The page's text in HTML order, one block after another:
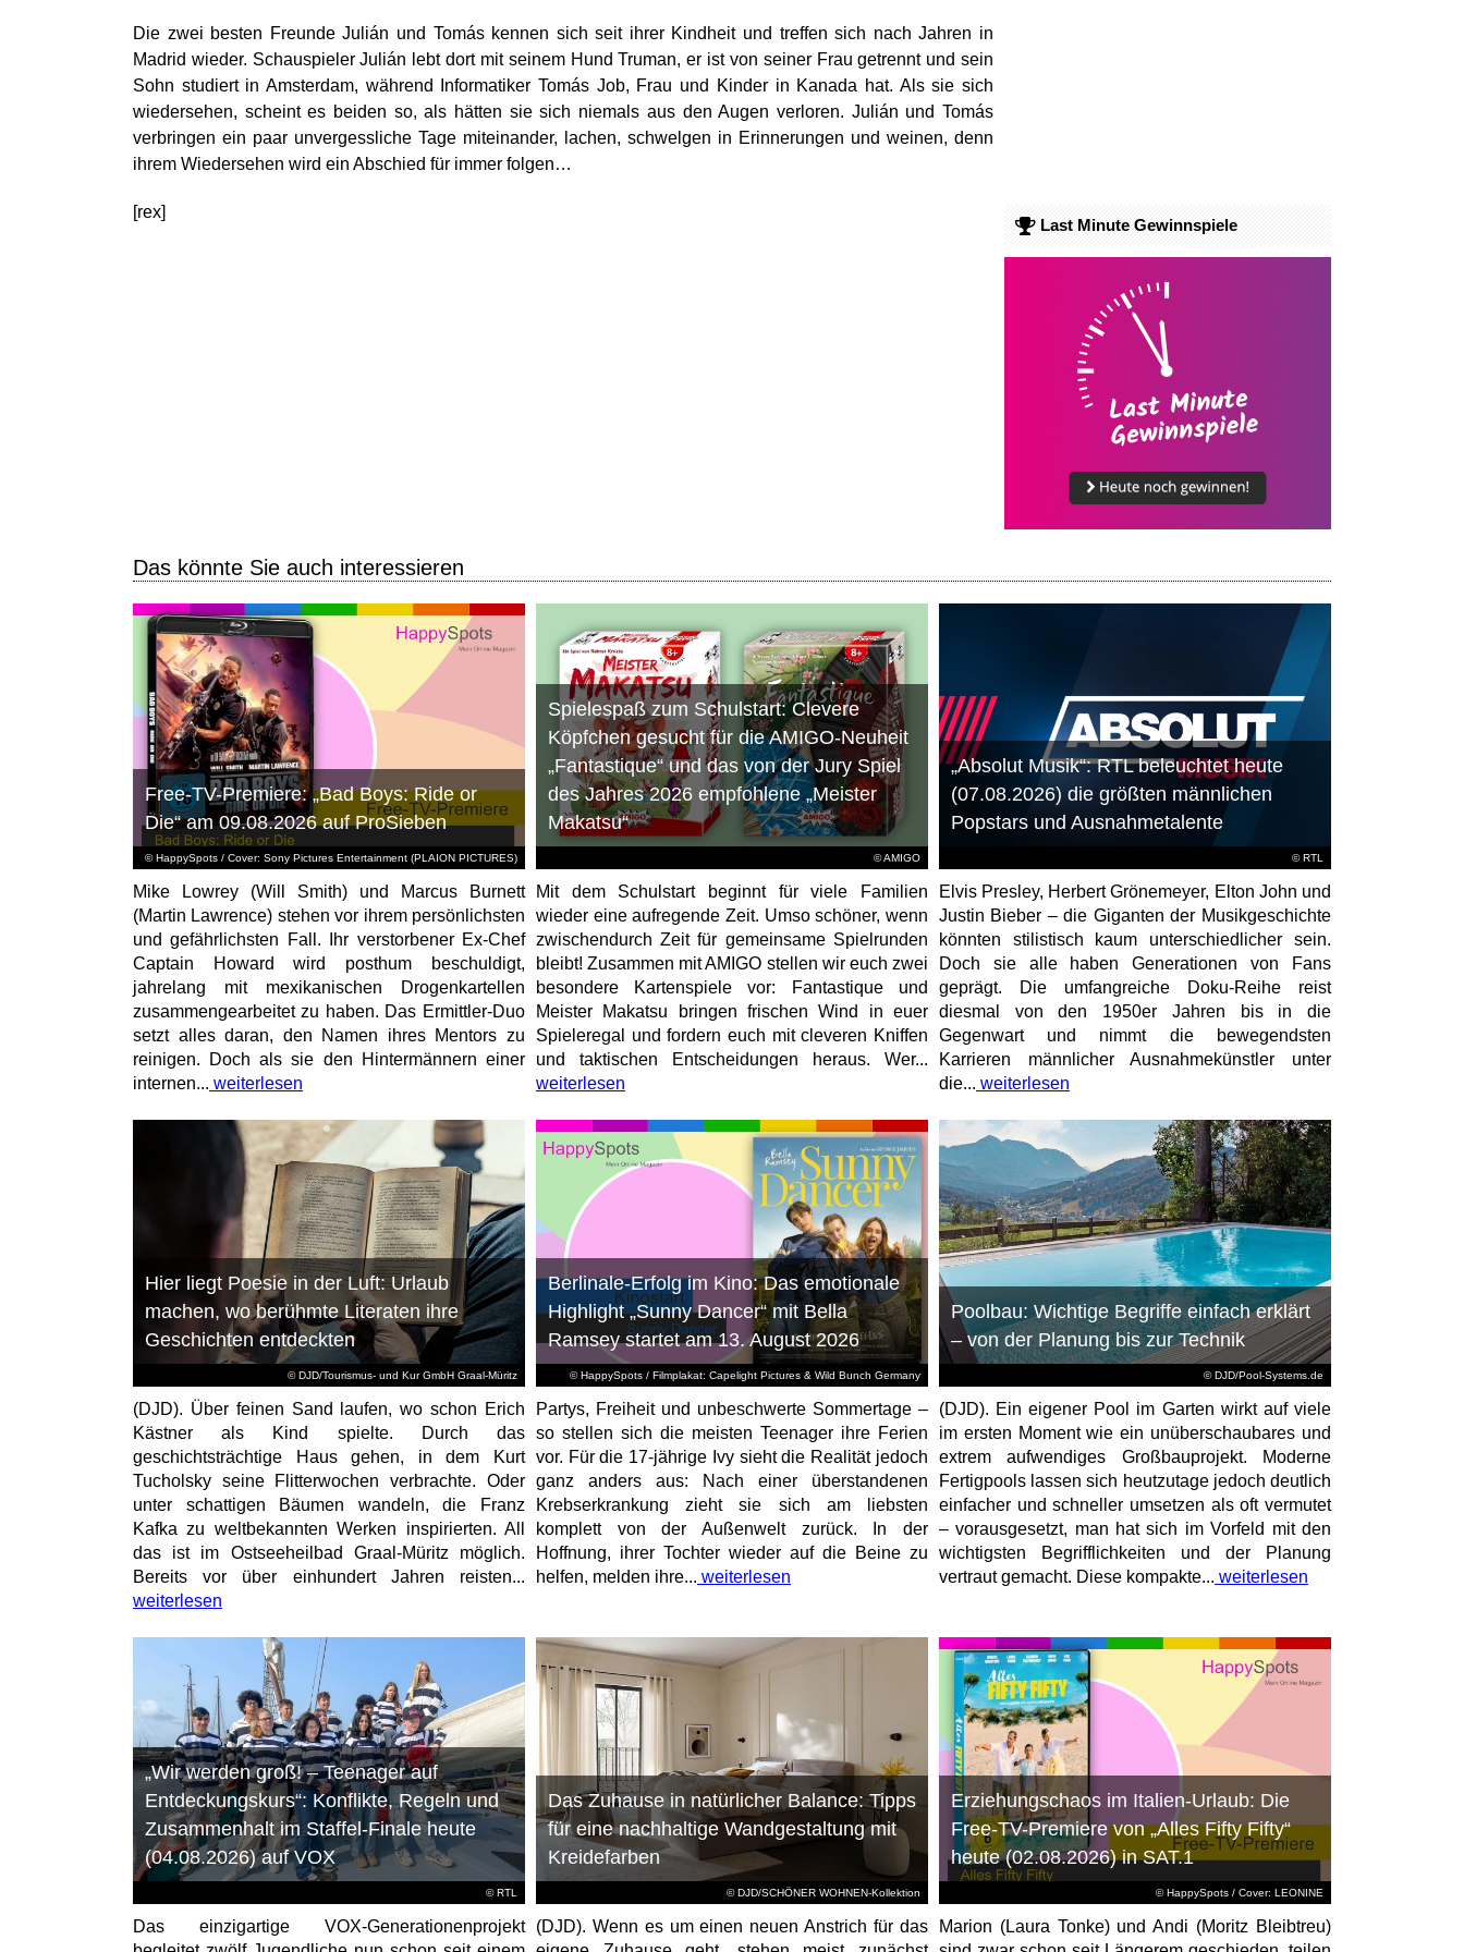
Die zwei besten Freunde Julián und Tomás kennen sich seit ihrer Kindheit und treffen sich nach Jahren in
Madrid wieder. Schauspieler Julián lebt dort mit seinem Hund Truman, er ist von seiner Frau getrennt und sein
Sohn studiert in Amsterdam, während Informatiker Tomás Job, Frau und Kinder in Kanada hat. Als sie sich
wiedersehen, scheint es beiden so, als hätten sie sich niemals aus den Augen verloren. Julián und Tomás
verbringen ein paar unvergessliche Tage miteinander, lachen, schwelgen in Erinnerungen und weinen, denn
ihrem Wiedersehen wird ein Abschied für immer folgen…
[rex]
Last Minute Gewinnspiele
Das könnte Sie auch interessieren
© HappySpots / Cover: Sony Pictures Entertainment (PLAION PICTURES)
Free-TV-Premiere: „Bad Boys: Ride or
Die“ am 09.08.2026 auf ProSieben
Mike Lowrey (Will Smith) und Marcus Burnett
(Martin Lawrence) stehen vor ihrem persönlichsten
und gefährlichsten Fall. Ihr verstorbener Ex-Chef
Captain Howard wird posthum beschuldigt,
jahrelang mit mexikanischen Drogenkartellen
zusammengearbeitet zu haben. Das Ermittler-Duo
setzt alles daran, den Namen ihres Mentors zu
reinigen. Doch als sie den Hintermännern einer
internen... weiterlesen
© AMIGO
Spielespaß zum Schulstart: Clevere
Köpfchen gesucht für die AMIGO-Neuheit
„Fantastique“ und das von der Jury Spiel
des Jahres 2026 empfohlene „Meister
Makatsu“
Mit dem Schulstart beginnt für viele Familien
wieder eine aufregende Zeit. Umso schöner, wenn
zwischendurch Zeit für gemeinsame Spielrunden
bleibt! Zusammen mit AMIGO stellen wir euch zwei
besondere Kartenspiele vor: Fantastique und
Meister Makatsu bringen frischen Wind in euer
Spieleregal und fordern euch mit cleveren Kniffen
und taktischen Entscheidungen heraus. Wer...
weiterlesen
© RTL
„Absolut Musik“: RTL beleuchtet heute
(07.08.2026) die größten männlichen
Popstars und Ausnahmetalente
Elvis Presley, Herbert Grönemeyer, Elton John und
Justin Bieber – die Giganten der Musikgeschichte
könnten stilistisch kaum unterschiedlicher sein.
Doch sie alle haben Generationen von Fans
geprägt. Die umfangreiche Doku-Reihe reist
diesmal von den 1950er Jahren bis in die
Gegenwart und nimmt die bewegendsten
Karrieren männlicher Ausnahmekünstler unter
die... weiterlesen
© DJD/Tourismus- und Kur GmbH Graal-Müritz
Hier liegt Poesie in der Luft: Urlaub
machen, wo berühmte Literaten ihre
Geschichten entdeckten
(DJD). Über feinen Sand laufen, wo schon Erich
Kästner als Kind spielte. Durch das
geschichtsträchtige Haus gehen, in dem Kurt
Tucholsky seine Flitterwochen verbrachte. Oder
unter schattigen Bäumen wandeln, die Franz
Kafka zu weltbekannten Werken inspirierten. All
das ist im Ostseeheilbad Graal-Müritz möglich.
Bereits vor über einhundert Jahren reisten...
weiterlesen
© HappySpots / Filmplakat: Capelight Pictures & Wild Bunch Germany
Berlinale-Erfolg im Kino: Das emotionale
Highlight „Sunny Dancer“ mit Bella
Ramsey startet am 13. August 2026
Partys, Freiheit und unbeschwerte Sommertage –
so stellen sich die meisten Teenager ihre Ferien
vor. Für die 17-jährige Ivy sieht die Realität jedoch
ganz anders aus: Nach einer überstandenen
Krebserkrankung zieht sie sich am liebsten
komplett von der Außenwelt zurück. In der
Hoffnung, ihrer Tochter wieder auf die Beine zu
helfen, melden ihre... weiterlesen
© DJD/Pool-Systems.de
Poolbau: Wichtige Begriffe einfach erklärt
– von der Planung bis zur Technik
(DJD). Ein eigener Pool im Garten wirkt auf viele
im ersten Moment wie ein unüberschaubares und
extrem aufwendiges Großbauprojekt. Moderne
Fertigpools lassen sich heutzutage jedoch deutlich
einfacher und schneller umsetzen als oft vermutet
– vorausgesetzt, man hat sich im Vorfeld mit den
wichtigsten Begrifflichkeiten und der Planung
vertraut gemacht. Diese kompakte... weiterlesen
© RTL
„Wir werden groß! – Teenager auf
Entdeckungskurs“: Konflikte, Regeln und
Zusammenhalt im Staffel-Finale heute
(04.08.2026) auf VOX
Das einzigartige VOX-Generationenprojekt
© DJD/SCHÖNER WOHNEN-Kollektion
Das Zuhause in natürlicher Balance: Tipps
für eine nachhaltige Wandgestaltung mit
Kreidefarben
(DJD). Wenn es um einen neuen Anstrich für das
© HappySpots / Cover: LEONINE
Erziehungschaos im Italien-Urlaub: Die
Free-TV-Premiere von „Alles Fifty Fifty“
heute (02.08.2026) in SAT.1
Marion (Laura Tonke) und Andi (Moritz Bleibtreu)